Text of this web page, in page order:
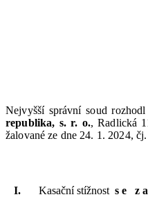
Nejvyšší správní soud
republika, s. r. o., Radlická
žalované ze dne 24. 1. 2024, čj.
Kasační stížnost se